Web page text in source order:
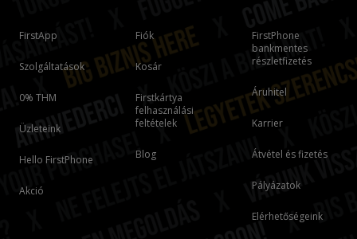
FirstApp
Szolgáltatások
0% THM
Üzleteink
Hello FirstPhone
Akció
Fiók
Kosár
Firstkártya
felhasználási
feltételek
Blog
FirstPhone
bankmentes
részletfizetés
Áruhitel
Karrier
Átvétel és fizetés
Pályázatok
Elérhetőségeink